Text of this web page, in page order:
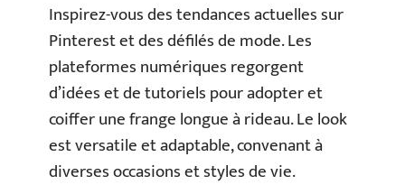
Inspirez-vous des tendances actuelles sur
Pinterest et des défilés de mode. Les
plateformes numériques regorgent
d’idées et de tutoriels pour adopter et
coiffer une frange longue à rideau. Le look
est versatile et adaptable, convenant à
diverses occasions et styles de vie.